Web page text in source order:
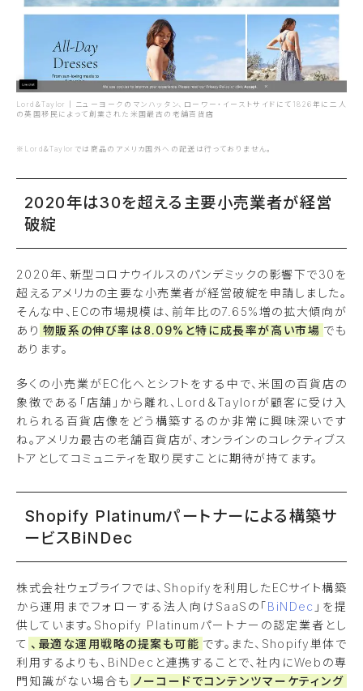
Lord＆Taylor｜ニューヨークのマンハッタン、ローワー・イーストサイドにて1826年に二人
の英国移民によって創業された米国最古の老舗百貨店
※Lord＆Taylorでは商品のアメリカ国外への配送は行っておりません。
2020年は30を超える主要小売業者が経営
破綻
2020年、新型コロナウイルスのパンデミックの影響下で30を
超えるアメリカの主要な小売業者が経営破綻を申請しました。
そんな中、ECの市場規模は、前年比の7.65%増の拡大傾向が
あり 物販系の伸び率は8.09%と特に成長率が高い市場 でも
あります。
多くの小売業がEC化へとシフトをする中で、米国の百貨店の
象徴である「店舗」から離れ、Lord＆Taylorが顧客に受け入
れられる百貨店像をどう構築するのか非常に興味深いです
ね。アメリカ最古の老舗百貨店が、オンラインのコレクティブス
トアとしてコミュニティを取り戻すことに期待が持てます。
Shopify Platinumパートナーによる構築サ
ービスBiNDec
株式会社ウェブライフでは、Shopifyを利用したECサイト構築
から運用までフォローする法人向けSaaSの「BiNDec 」を提
供しています。Shopify Platinumパートナーの認定業者とし
て 、最適な運用戦略の提案も可能 です。また、Shopify単体で
利用するよりも、BiNDecと連携することで、社内にWebの専
門知識がない場合も ノーコードでコンテンツマーケティング